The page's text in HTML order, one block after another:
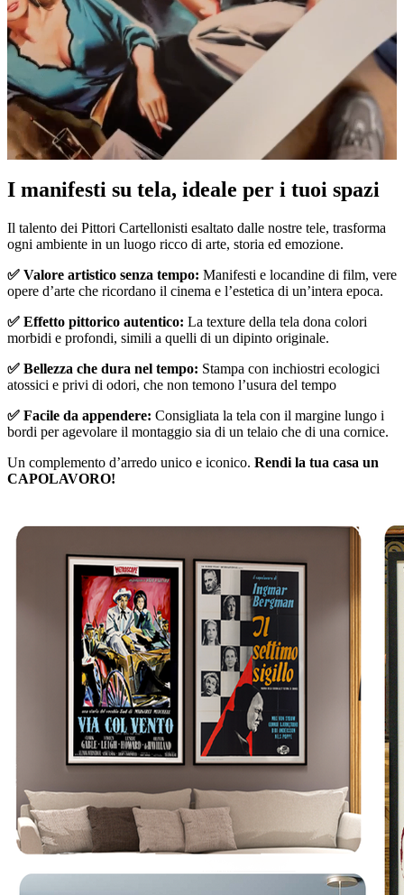
I manifesti su tela, ideale per i tuoi spazi
Il talento dei Pittori Cartellonisti esaltato dalle nostre tele, trasforma
ogni ambiente in un luogo ricco di arte, storia ed emozione.
✅ Valore artistico senza tempo: Manifesti e locandine di film, vere
opere d’arte che ricordano il cinema e l’estetica di un’intera epoca.
✅ Effetto pittorico autentico: La texture della tela dona colori
morbidi e profondi, simili a quelli di un dipinto originale.
✅ Bellezza che dura nel tempo: Stampa con inchiostri ecologici
atossici e privi di odori, che non temono l’usura del tempo
✅ Facile da appendere: Consigliata la tela con il margine lungo i
bordi per agevolare il montaggio sia di un telaio che di una cornice.
Un complemento d’arredo unico e iconico. Rendi la tua casa un
CAPOLAVORO!